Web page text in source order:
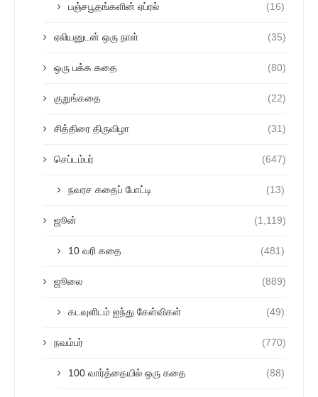
பஞ்சபூதங்களின் ஏப்ரல் (16)
ஏலியனுடன் ஒரு நாள் (35)
ஒரு பக்க கதை (80)
குறுங்கதை (22)
சித்திரை திருவிழா (31)
செப்டம்பர் (647)
நவரச கதைப் போட்டி (13)
ஜூன் (1,119)
10 வரி கதை (481)
ஜூலை (889)
கடவுளிடம் ஐந்து கேள்விகள் (49)
நவம்பர் (770)
100 வார்த்தையில் ஒரு கதை (88)